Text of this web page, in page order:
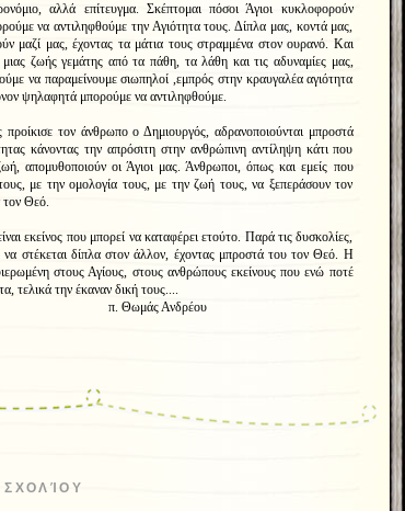
αλλά επίτευγμα. Σκέπτομαι πόσοι Άγιοι κυκλοφορούν
να αντιληφθούμε την Αγιότητα τους. Δίπλα μας, κοντά μας,
μαζί μας, έχοντας τα μάτια τους στραμμένα στον ουρανό. Και
μιας ζωής γεμάτης από τα πάθη, τα λάθη και τις αδυναμίες μας,
να παραμείνουμε σιωπηλοί ,εμπρός στην κραυγαλέα αγιότητα
ψηλαφητά μπορούμε να αντιληφθούμε.
προίκισε τον άνθρωπο ο Δημιουργός, αδρανοποιούνται μπροστά
κάνοντας την απρόσιτη στην ανθρώπινη αντίληψη κάτι που
απομυθοποιούν οι Άγιοι μας. Άνθρωποι, όπως και εμείς που
με την ομολογία τους, με την ζωή τους, να ξεπεράσουν τον
τον Θεό.
εκείνος που μπορεί να καταφέρει ετούτο. Παρά τις δυσκολίες,
να στέκεται δίπλα στον άλλον, έχοντας μπροστά του τον Θεό. Η
στους Αγίους, στους ανθρώπους εκείνους που ενώ ποτέ
τελικά την έκαναν δική τους....
π. Θωμάς Ανδρέου